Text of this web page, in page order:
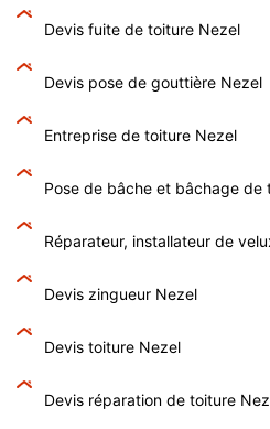
Devis fuite de toiture Nezel
Devis pose de gouttière Nezel
Entreprise de toiture Nezel
Pose de bâche et bâchage de
Réparateur, installateur de
Devis zingueur Nezel
Devis toiture Nezel
Devis réparation de toiture